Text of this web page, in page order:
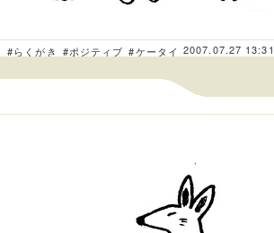
#らくがき #ポジティブ #ケータイ 2007.07.27 13:31